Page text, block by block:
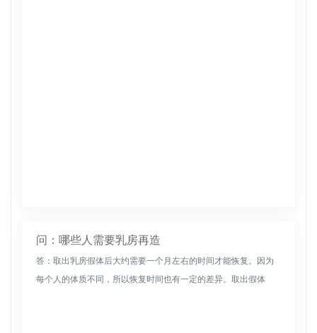
问：哪些人需要乳房再造
答：取出乳房假体后大约需要一个月左右的时间才能恢复。因为
每个人的体质不同，所以恢复时间也有一定的差异。取出假体